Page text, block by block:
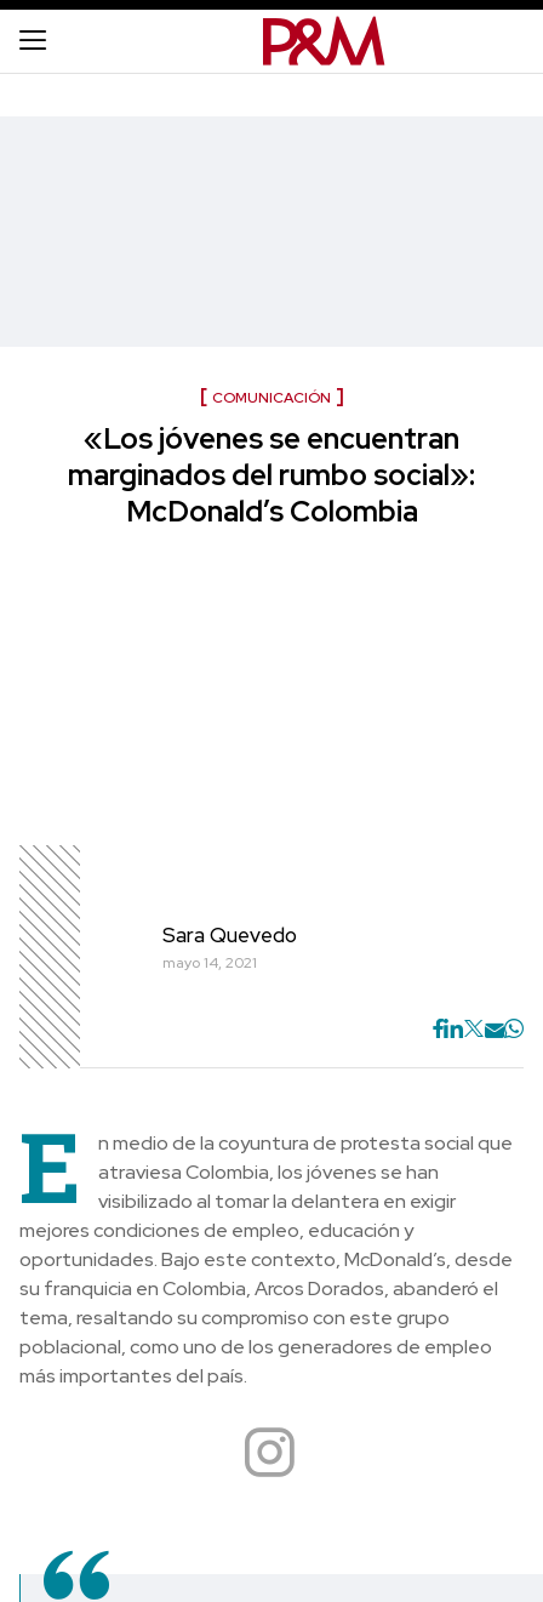
COMUNICACIÓN
«Los jóvenes se encuentran
marginados del rumbo social»:
McDonald’s Colombia
Sara Quevedo
mayo 14, 2021
E
n medio de la coyuntura de protesta social que
atraviesa Colombia, los jóvenes se han
visibilizado al tomar la delantera en exigir
mejores condiciones de empleo, educación y
oportunidades. Bajo este contexto, McDonald’s, desde
su franquicia en Colombia, Arcos Dorados, abanderó el
tema, resaltando su compromiso con este grupo
poblacional, como uno de los generadores de empleo
más importantes del país.